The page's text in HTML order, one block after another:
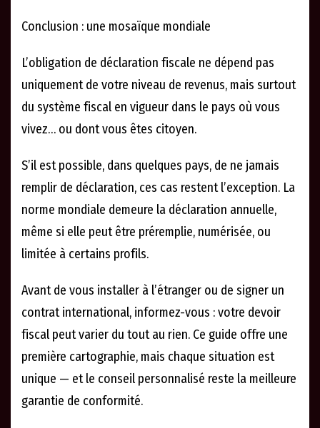
Conclusion : une mosaïque mondiale
L’obligation de déclaration fiscale ne dépend pas
uniquement de votre niveau de revenus, mais surtout
du système fiscal en vigueur dans le pays où vous
vivez… ou dont vous êtes citoyen.
S’il est possible, dans quelques pays, de ne jamais
remplir de déclaration, ces cas restent l’exception. La
norme mondiale demeure la déclaration annuelle,
même si elle peut être préremplie, numérisée, ou
limitée à certains profils.
Avant de vous installer à l’étranger ou de signer un
contrat international, informez-vous : votre devoir
fiscal peut varier du tout au rien. Ce guide offre une
première cartographie, mais chaque situation est
unique — et le conseil personnalisé reste la meilleure
garantie de conformité.